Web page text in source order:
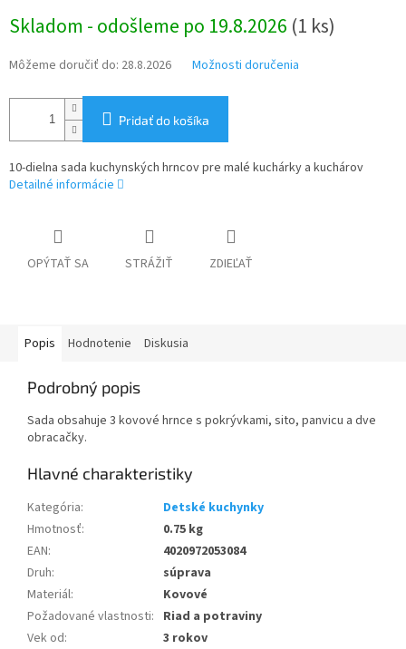
cena:
Skladom - odošleme po 19.8.2026 (1 ks)
Môžeme doručiť do: 28.8.2026 Možnosti doručenia
Pridať do košíka
10-dielna sada kuchynských hrncov pre malé kuchárky a kuchárov
Detailné informácie
OPÝTAŤ SA STRÁŽIŤ ZDIEĽAŤ
Popis Hodnotenie Diskusia
Podrobný popis
Sada obsahuje 3 kovové hrnce s pokrývkami, sito, panvicu a dve
obracačky.
Kategória:
Detské kuchynky
Hmotnosť:
0.75 kg
EAN:
4020972053084
Druh:
súprava
Materiál:
Kovové
Požadované vlastnosti: Riad a potraviny
Vek od: 3 rokov